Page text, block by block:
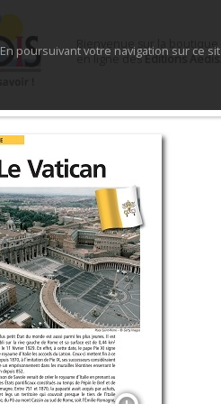
Bienvenue sur la boutique
en ligne desÉditions Aedis.
En poursuivant votre navigation sur ce